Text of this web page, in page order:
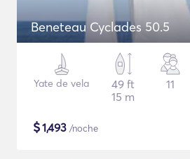
Beneteau Cyclades 50.5
Yate de vela
49 ft
15 m
11
$1,493 /noche